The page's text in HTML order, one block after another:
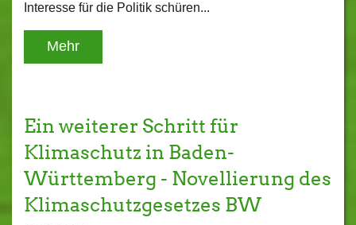
Interesse für die Politik schüren...
Mehr
Ein weiterer Schritt für
Klimaschutz in Baden-
Württemberg - Novellierung des
Klimaschutzgesetzes BW